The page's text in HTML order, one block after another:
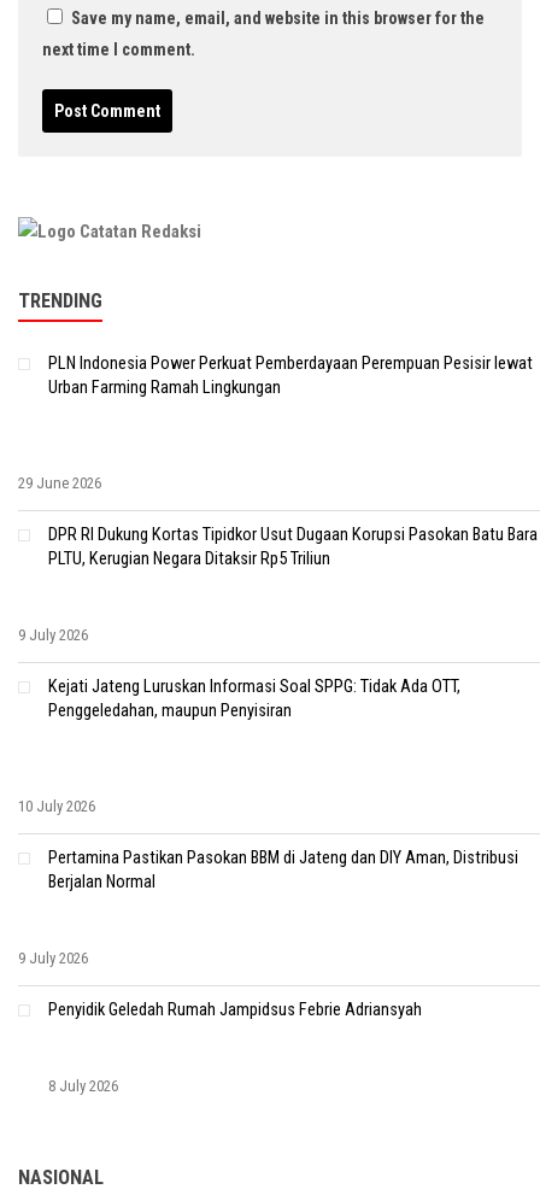
Save my name, email, and website in this browser for the
next time I comment.
TRENDING
PLN Indonesia Power Perkuat Pemberdayaan Perempuan Pesisir lewat
Urban Farming Ramah Lingkungan
29 June 2026
DPR RI Dukung Kortas Tipidkor Usut Dugaan Korupsi Pasokan Batu Bara
PLTU, Kerugian Negara Ditaksir Rp5 Triliun
9 July 2026
Kejati Jateng Luruskan Informasi Soal SPPG: Tidak Ada OTT,
Penggeledahan, maupun Penyisiran
10 July 2026
Pertamina Pastikan Pasokan BBM di Jateng dan DIY Aman, Distribusi
Berjalan Normal
9 July 2026
Penyidik Geledah Rumah Jampidsus Febrie Adriansyah
8 July 2026
NASIONAL